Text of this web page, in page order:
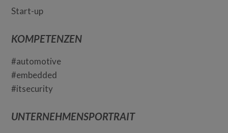
Start-up
KOMPETENZEN
#automotive
#embedded
#itsecurity
UNTERNEHMENSPORTRAIT